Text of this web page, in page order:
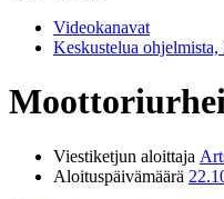
Videokanavat
Keskustelua
Viestiketjun aloittaja
Aloituspäivämäärä